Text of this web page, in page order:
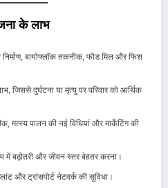
के लाभ
निर्माण, बायोफ्लॉक तकनीक, फीड मिल और फिश
जिससे दुर्घटना या मृत्यु पर परिवार को आर्थिक
पालन की नई विधियां और मार्केटिंग की
बढ़ोतरी और जीवन स्तर बेहतर करना।
और ट्रांसपोर्ट नेटवर्क की सुविधा।